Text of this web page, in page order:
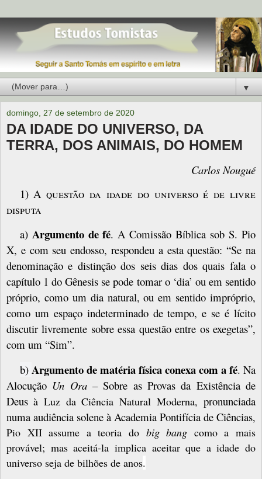
▼
domingo, 27 de setembro de 2020
DA IDADE DO UNIVERSO, DA
TERRA, DOS ANIMAIS, DO HOMEM
Carlos Nougué
1) A questão da idade do universo é de livre
disputa
a) Argumento de fé. A Comissão Bíblica sob S. Pio
X, e com seu endosso, respondeu a esta questão: “Se na
denominação e distinção dos seis dias dos quais fala o
capítulo 1 do Gênesis se pode tomar o ‘dia’ ou em sentido
próprio, como um dia natural, ou em sentido impróprio,
como um espaço indeterminado de tempo, e se é lícito
discutir livremente sobre essa questão entre os exegetas”,
com um “Sim”.
b) Argumento de matéria física conexa com a fé. Na
Alocução Un Ora– Sobre as Provas da Existência de
Deus à Luz da Ciência Natural Moderna,pronunciada
numa audiência solene à Academia Pontifícia de Ciências,
Pio XII assume a teoria do big bang como a mais
provável; mas aceitá-la implica aceitar que a idade do
universo seja de bilhões de anos.